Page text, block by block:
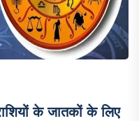
के जातकों के लिए